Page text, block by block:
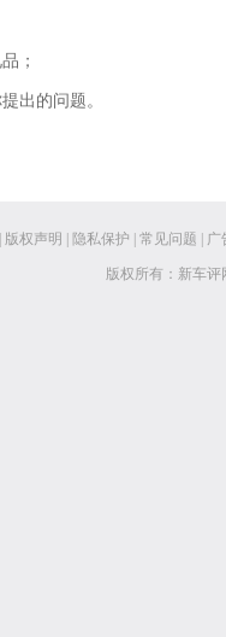
；
出的问题。
版权声明 隐私保护 常见问题 广
版权所有：新车评